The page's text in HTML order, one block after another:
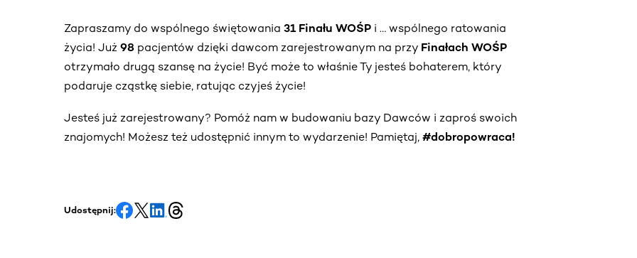
Zapraszamy do wspólnego świętowania 31 Finału WOŚP i … wspólnego ratowania
życia! Już 98 pacjentów dzięki dawcom zarejestrowanym na przy Finałach WOŚP
otrzymało drugą szansę na życie! Być może to właśnie Ty jesteś bohaterem, który
podaruje cząstkę siebie, ratując czyjeś życie!
Jesteś już zarejestrowany? Pomóż nam w budowaniu bazy Dawców i zaproś swoich
znajomych! Możesz też udostępnić innym to wydarzenie! Pamiętaj, #dobropowraca!
Udostępnij: